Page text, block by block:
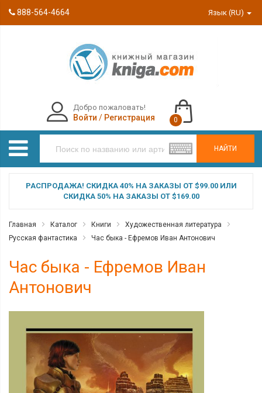
888-564-4664 Язык (RU)
НАЙТИ
Добро пожаловать!
Войти / Регистрация 0
РАСПРОДАЖА! СКИДКА 40% НА ЗАКАЗЫ ОТ $99.00 ИЛИ
СКИДКА 50% НА ЗАКАЗЫ ОТ $169.00
Главная Каталог Книги
Художественная литература
Русская фантастика
Час быка - Ефремов Иван Антонович
Час быка - Ефремов Иван
Антонович